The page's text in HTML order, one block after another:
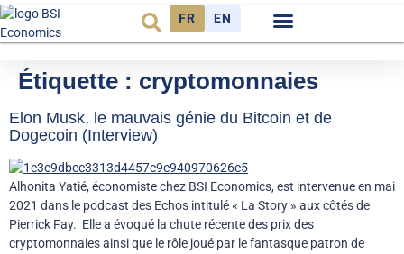
FR EN
Étiquette : cryptomonnaies
Elon Musk, le mauvais génie du Bitcoin et de
Dogecoin (Interview)
Alhonita Yatié, économiste chez BSI Economics, est intervenue en mai
2021 dans le podcast des Echos intitulé « La Story » aux côtés de
Pierrick Fay. Elle a évoqué la chute récente des prix des
cryptomonnaies ainsi que le rôle joué par le fantasque patron de